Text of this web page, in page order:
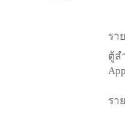
รา
ตู้ล
รา